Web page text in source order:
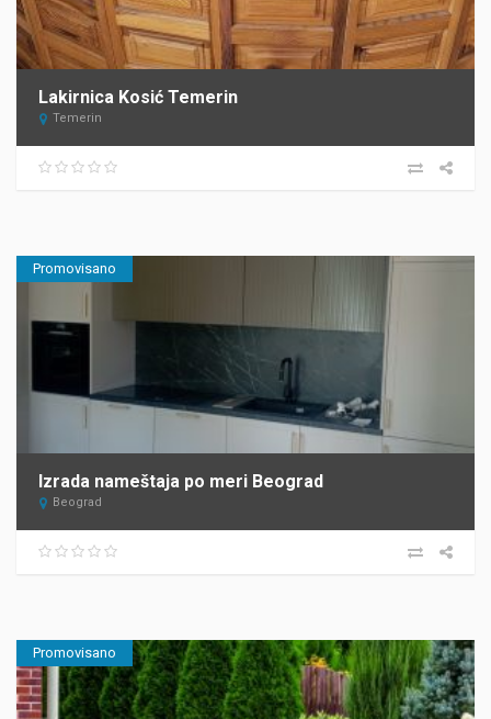
Lakirnica Kosić Temerin
Temerin
Promovisano
Izrada nameštaja po meri Beograd
Beograd
Promovisano